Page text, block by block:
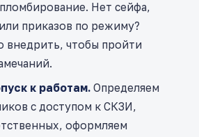
Нет сейфа,
приказов по режиму?
внедрить, чтобы пройти
к работам. Определяем
с доступом к СКЗИ,
оформляем